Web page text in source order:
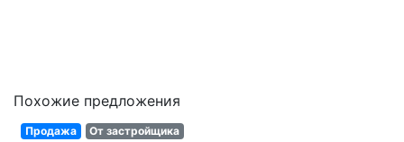
Похожие предложения
Продажа От застройщика